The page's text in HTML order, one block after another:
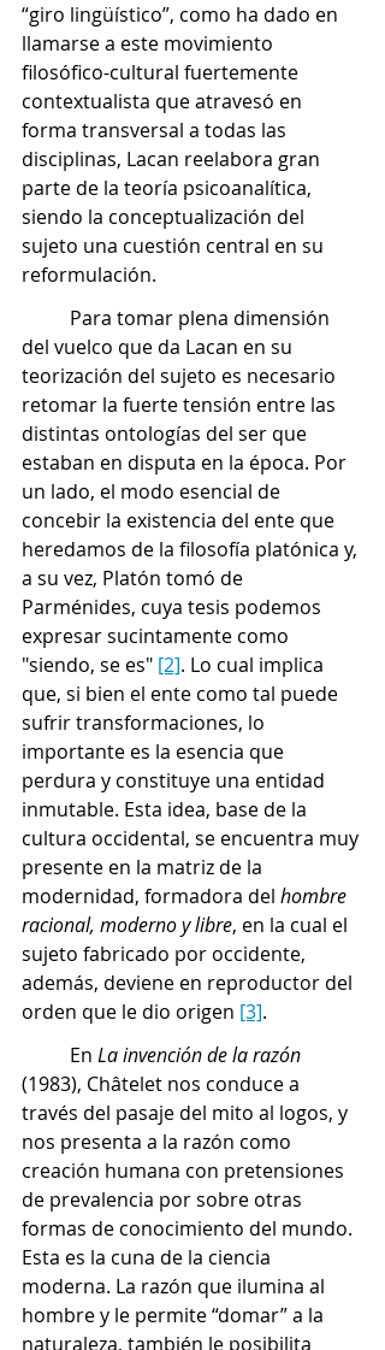
“giro lingüístico”, como ha dado en
llamarse a este movimiento
filosófico-cultural fuertemente
contextualista que atravesó en
forma transversal a todas las
disciplinas, Lacan reelabora gran
parte de la teoría psicoanalítica,
siendo la conceptualización del
sujeto una cuestión central en su
reformulación.
Para tomar plena dimensión
del vuelco que da Lacan en su
teorización del sujeto es necesario
retomar la fuerte tensión entre las
distintas ontologías del ser que
estaban en disputa en la época. Por
un lado, el modo esencial de
concebir la existencia del ente que
heredamos de la filosofía platónica y,
a su vez, Platón tomó de
Parménides, cuya tesis podemos
expresar sucintamente como
"siendo, se es" [2]. Lo cual implica
que, si bien el ente como tal puede
sufrir transformaciones, lo
importante es la esencia que
perdura y constituye una entidad
inmutable. Esta idea, base de la
cultura occidental, se encuentra muy
presente en la matriz de la
modernidad, formadora del hombre
racional, moderno y libre, en la cual el
sujeto fabricado por occidente,
además, deviene en reproductor del
orden que le dio origen [3].
	En
La invención de la razón
(1983), Châtelet nos conduce a
través del pasaje del mito al logos, y
nos presenta a la razón como
creación humana con pretensiones
de prevalencia por sobre otras
formas de conocimiento del mundo.
Esta es la cuna de la ciencia
moderna. La razón que ilumina al
hombre y le permite “domar” a la
naturaleza, también le posibilita